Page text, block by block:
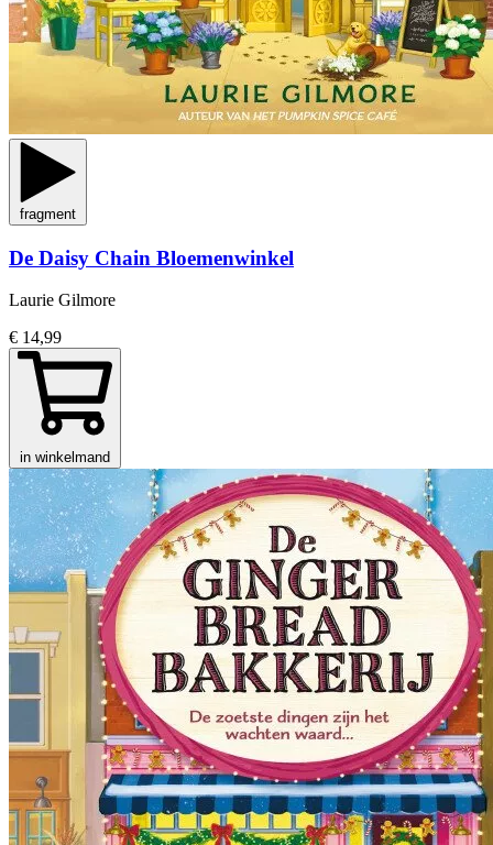
fragment
De Daisy Chain Bloemenwinkel
Laurie Gilmore
€ 14,99
in winkelmand